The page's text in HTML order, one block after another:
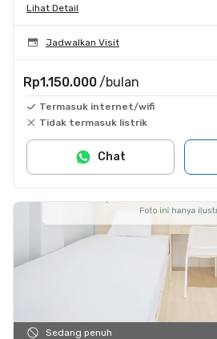
Lihat Detail
Jadwalkan Visit
Rp1.150.000 /bulan
Termasuk internet/wifi
Tidak termasuk listrik
Chat
Sedang penuh